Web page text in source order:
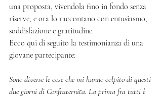
una proposta, vivendola fino in fondo senza
riserve, e ora lo raccontano con entusiasmo,
soddisfazione e gratitudine.
Ecco qui di seguito la testimonianza di una
giovane partecipante:
Sono diverse le cose che mi hanno colpito di questi
due giorni di Confraternita. La prima fra tutti è